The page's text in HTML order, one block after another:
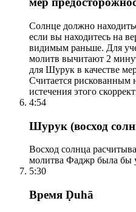
Солнце должно
если вы находитесь на
видимым раньше. Для
молитв вычитают 2
для Шурук в качестве
Считается рискованным
истечения этого
4:54
Шурук (восход
Восход солнца
молитва Фаджр была бы
5:30
Время Ḍuhā